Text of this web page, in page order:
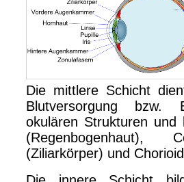
Die mittlere Schicht
Blutversorgung bzw.
okulären Strukturen
(Regenbogenhaut),
(Ziliarkörper) und